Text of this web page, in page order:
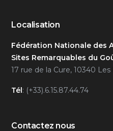
Localisation
Fédération Nationale des
Sites Remarquables du
17 rue de la Cure, 10340
Tél: (+33).6.15.87.44.74
Contactez nous